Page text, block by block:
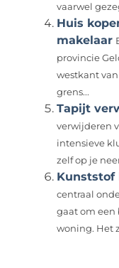
vaarwel
Huis
makelaar
provincie
westkant
grens...
Tapijt
verwijderen
intensieve
zelf op je
Kunststof
centraal
gaat om een
woning. Het